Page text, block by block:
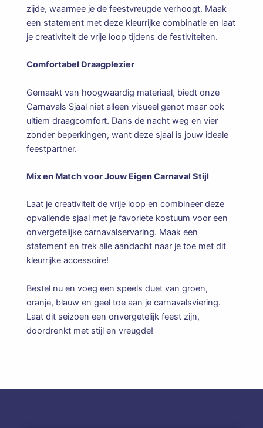
zijde, waarmee je de feestvreugde verhoogt. Maak
een statement met deze kleurrijke combinatie en laat
je creativiteit de vrije loop tijdens de festiviteiten.
Comfortabel Draagplezier
Gemaakt van hoogwaardig materiaal, biedt onze
Carnavals Sjaal niet alleen visueel genot maar ook
ultiem draagcomfort. Dans de nacht weg en vier
zonder beperkingen, want deze sjaal is jouw ideale
feestpartner.
Mix en Match voor Jouw Eigen Carnaval Stijl
Laat je creativiteit de vrije loop en combineer deze
opvallende sjaal met je favoriete kostuum voor een
onvergetelijke carnavalservaring. Maak een
statement en trek alle aandacht naar je toe met dit
kleurrijke accessoire!
Bestel nu en voeg een speels duet van groen,
oranje, blauw en geel toe aan je carnavalsviering.
Laat dit seizoen een onvergetelijk feest zijn,
doordrenkt met stijl en vreugde!